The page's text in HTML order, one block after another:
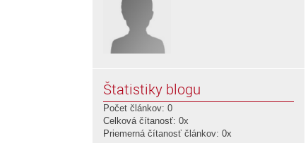
Štatistiky blogu
Počet článkov: 0
Celková čítanosť: 0x
Priemerná čítanosť článkov: 0x